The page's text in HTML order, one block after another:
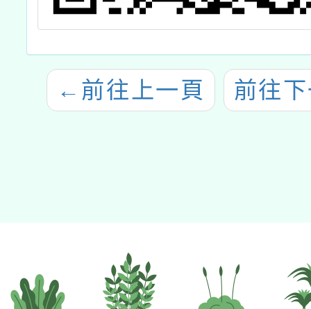
← 前往上一頁 前往